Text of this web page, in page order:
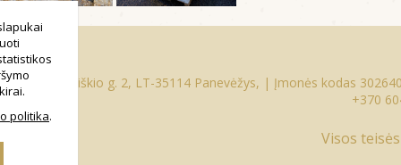
Paliūniškio g. 2, LT-35114 Panevėžys, | Įmonės kodas
+370
Visos
politika